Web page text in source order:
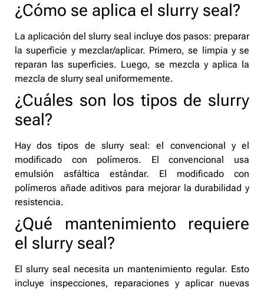
¿Cómo se aplica el slurry seal?
La aplicación del slurry seal incluye dos pasos: preparar
la superficie y mezclar/aplicar. Primero, se limpia y se
reparan las superficies. Luego, se mezcla y aplica la
mezcla de slurry seal uniformemente.
¿Cuáles son los tipos de slurry
seal?
Hay dos tipos de slurry seal: el convencional y el
modificado con polímeros. El convencional usa
emulsión asfáltica estándar. El modificado con
polímeros añade aditivos para mejorar la durabilidad y
resistencia.
¿Qué mantenimiento requiere
el slurry seal?
El slurry seal necesita un mantenimiento regular. Esto
incluye inspecciones, reparaciones y aplicar nuevas